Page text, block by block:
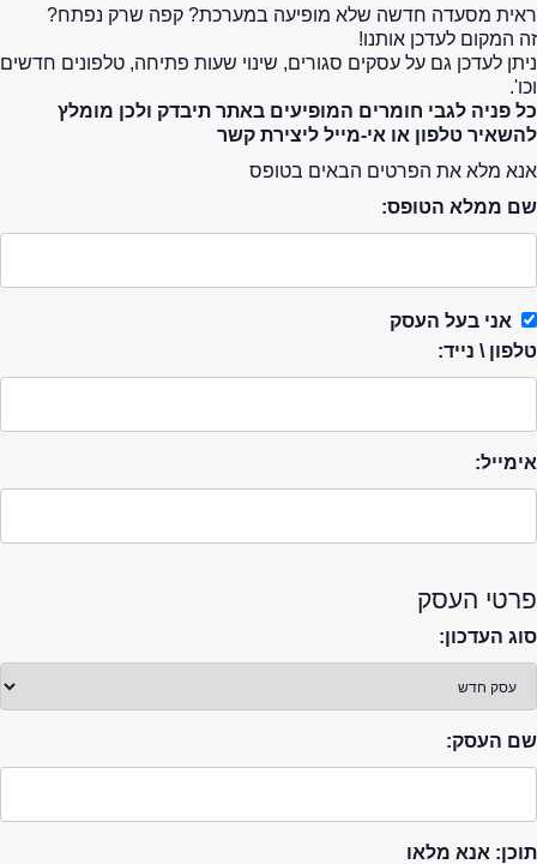
ראית מסעדה חדשה שלא מופיעה במערכת? קפה שרק נפתח?
זה המקום לעדכן אותנו!
ניתן לעדכן גם על עסקים סגורים, שינוי שעות פתיחה, טלפונים חדשים
וכו'.
כל פניה לגבי חומרים המופיעים באתר תיבדק ולכן מומלץ
להשאיר טלפון או אי-מייל ליצירת קשר
אנא מלא את הפרטים הבאים בטופס
שם ממלא הטופס:
אני בעל העסק
טלפון \ נייד:
אימייל:
פרטי העסק
סוג העדכון:
שם העסק:
תוכן: אנא מלאו